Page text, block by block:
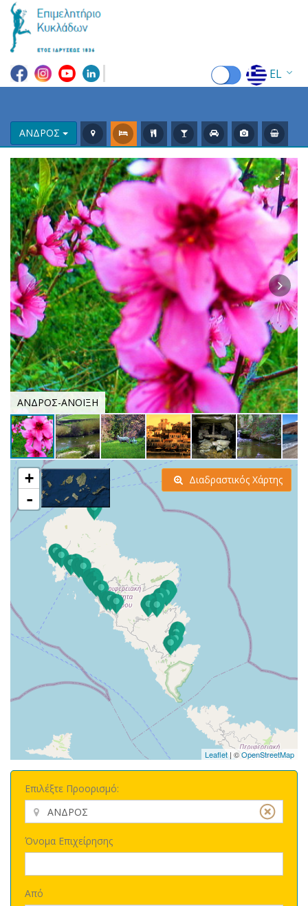
EL
FR
DE
IT
ES
RU
CN
ΑΝΔΡΟΣ
ΑΝΔΡΟΣ-ΑΝΟΙΞΗ
+
-
Leaflet | ©OpenStreetMap
Διαδραστικός Χάρτης
Επιλέξτε Προορισμό:
Όνομα Επιχείρησης
Από